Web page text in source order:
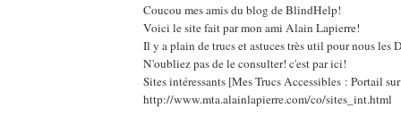
Coucou mes amis du blog de BlindHelp!
Voici le site fait par mon ami Alain Lapierre!
Il y a plain de trucs et astuces très util pour nous les
N'oubliez pas de le consulter! c'est par ici!
Sites intéressants [Mes Trucs Accessibles : Portail
http://www.mta.alainlapierre.com/co/sites_int.html